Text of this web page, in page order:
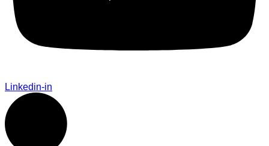
Linkedin-in